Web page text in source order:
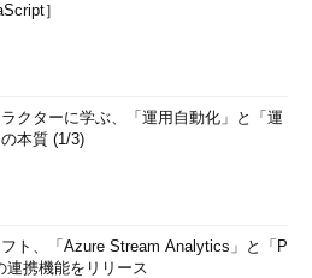
］
クターに学ぶ、「運用自動化」と「運
本質 (1/3)
ト、「Azure Stream Analytics」と「P
連携機能をリリース